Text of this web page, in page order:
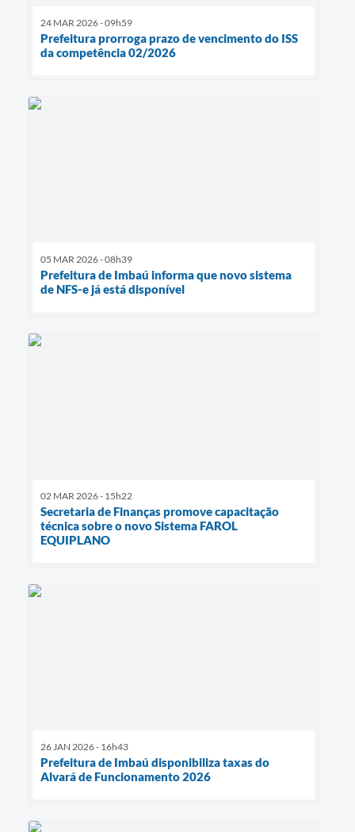
24 MAR 2026 - 09h59
Prefeitura prorroga prazo de vencimento do ISS
da competência 02/2026
05 MAR 2026 - 08h39
Prefeitura de Imbaú informa que novo sistema
de NFS-e já está disponível
02 MAR 2026 - 15h22
Secretaria de Finanças promove capacitação
técnica sobre o novo Sistema FAROL
EQUIPLANO
26 JAN 2026 - 16h43
Prefeitura de Imbaú disponibiliza taxas do
Alvará de Funcionamento 2026